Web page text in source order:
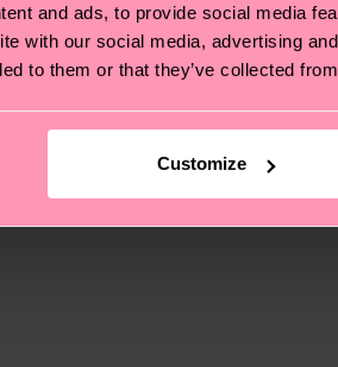
and ads, to provide social media
with our social media, advertising
to them or that they’ve collected
Customize
und Tricks findest du auf
länderspezifische
Richtwert handelt und die
im ArtikelRetourenfindest du die